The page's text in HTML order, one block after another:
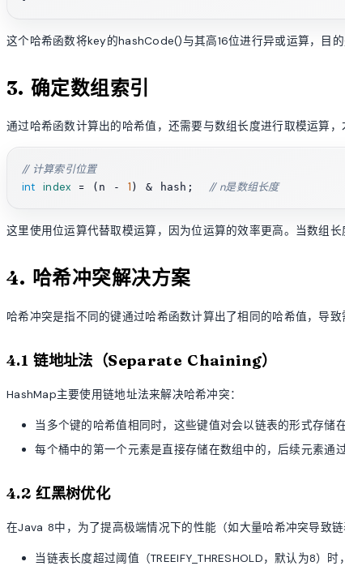
这个哈希函数将key的hashCode()与其高16位进行异或运算，目
3. 确定数组索引
通过哈希函数计算出的哈希值，还需要与数组长度进行取模运算，
// 计算索引位置
int index = (n - 1 ) & hash; // n是数组长度
这里使用位运算代替取模运算，因为位运算的效率更高。当数组长
4. 哈希冲突解决方案
哈希冲突是指不同的键通过哈希函数计算出了相同的哈希值，导
4.1 链地址法（Separate Chaining）
HashMap主要使用链地址法来解决哈希冲突：
当多个键的哈希值相同时，这些键值对会以链表的形式存储
每个桶中的第一个元素是直接存储在数组中的，后续元素通过
4.2 红黑树优化
在Java 8中，为了提高极端情况下的性能（如大量哈希冲突导致链
当链表长度超过阈值（TREEIFY_THRESHOLD，默认为8）时